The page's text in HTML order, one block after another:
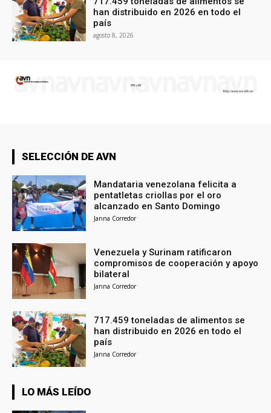
han distribuido en 2026 en todo el
país
agosto 8, 2026
SELECCIÓN DE AVN
Mandataria venezolana felicita a
pentatletas criollas por el oro
alcanzado en Santo Domingo
Janna Corredor
Venezuela y Surinam ratificaron
compromisos de cooperación y apoyo
bilateral
Janna Corredor
717.459 toneladas de alimentos se
han distribuido en 2026 en todo el
país
Janna Corredor
LO MÁS LEÍDO